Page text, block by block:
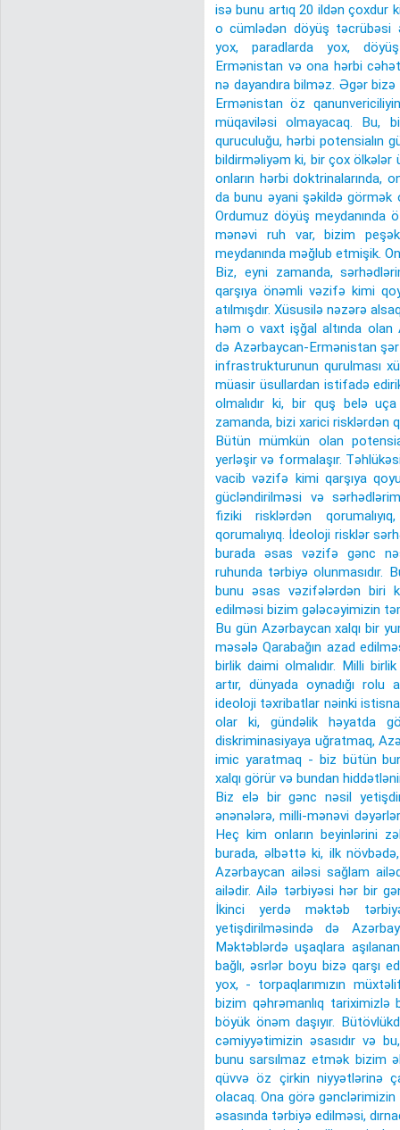
isə bunu artıq 20 ildən çoxdur
o cümlədən döyüş təcrübəsi
yox, paradlarda yox,
Ermənistan və ona hərbi
nə dayandıra bilməz. Əgər
Ermənistan öz
müqaviləsi olmayacaq. Bu,
quruculuğu, hərbi potensialın
bildirməliyəm ki, bir çox ölkələr
onların hərbi doktrinalarında,
da bunu əyani şəkildə
Ordumuz döyüş meydanında
mənəvi ruh var, bizim
meydanında məğlub etmişik.
Biz, eyni zamanda,
qarşıya önəmli vəzifə kimi
atılmışdır. Xüsusilə nəzərə
həm o vaxt işğal altında olan
də Azərbaycan-Ermənistan
infrastrukturunun qurulması
müasir üsullardan istifadə
olmalıdır ki, bir quş belə
zamanda, bizi xarici risklərdən
Bütün mümkün olan
yerləşir və formalaşır.
vacib vəzifə kimi qarşıya
gücləndirilməsi və
fiziki risklərdən
qorumalıyıq. İdeoloji risklər
burada əsas vəzifə gənc
ruhunda tərbiyə olunmasıdır.
bunu əsas vəzifələrdən biri
edilməsi bizim gələcəyimizin
Bu gün Azərbaycan xalqı bir
məsələ Qarabağın azad
birlik daimi olmalıdır. Milli
artır, dünyada oynadığı
ideoloji təxribatlar nəinki
olar ki, gündəlik həyatda
diskriminasiyaya uğratmaq,
imic yaratmaq - biz bütün
xalqı görür və bundan
Biz elə bir gənc nəsil
ənənələrə, milli-mənəvi
Heç kim onların beyinlərini
burada, əlbəttə ki, ilk
Azərbaycan ailəsi sağlam
ailədir. Ailə tərbiyəsi hər bir
İkinci yerdə məktəb
yetişdirilməsində də
Məktəblərdə uşaqlara
bağlı, əsrlər boyu bizə qarşı
yox, - torpaqlarımızın
bizim qəhrəmanlıq tariximizlə
böyük önəm daşıyır.
cəmiyyətimizin əsasıdır və
bunu sarsılmaz etmək bizim
qüvvə öz çirkin niyyətlərinə
olacaq. Ona görə
əsasında tərbiyə edilməsi,